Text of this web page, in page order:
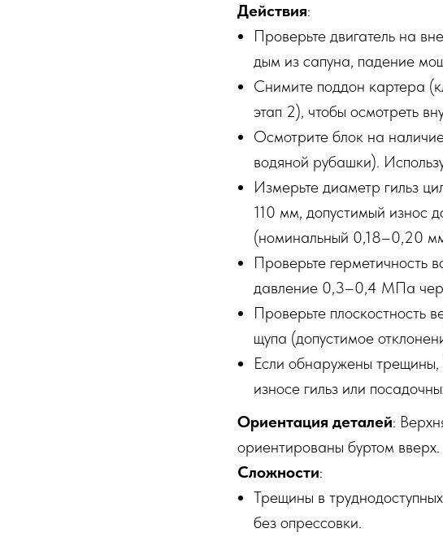
Действия:
Проверьте двигатель на
дым из сапуна, падение
Снимите поддон картера
этап 2), чтобы осмотреть
Осмотрите блок на
водяной рубашки).
Измерьте диаметр гильз
110 мм, допустимый износ
(номинальный 0,18–0,20
Проверьте герметичность
давление 0,3–0,4 МПа
Проверьте плоскостность
щупа (допустимое
Если обнаружены трещины,
износе гильз или
Ориентация деталей:
ориентированы буртом вверх.
Сложности:
Трещины в
без опрессовки.